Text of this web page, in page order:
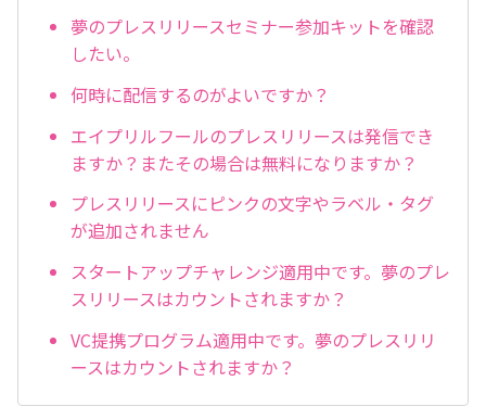
夢のプレスリリースセミナー参加キットを確認
したい。
何時に配信するのがよいですか？
エイプリルフールのプレスリリースは発信でき
ますか？またその場合は無料になりますか？
プレスリリースにピンクの文字やラベル・タグ
が追加されません
スタートアップチャレンジ適用中です。夢のプレ
スリリースはカウントされますか？
VC提携プログラム適用中です。夢のプレスリリ
ースはカウントされますか？